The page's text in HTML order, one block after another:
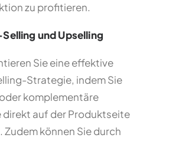
zu profitieren.
und Upselling
Sie eine effektive
Strategie, indem Sie
komplementäre
direkt auf der Produktseite
Zudem können Sie durch